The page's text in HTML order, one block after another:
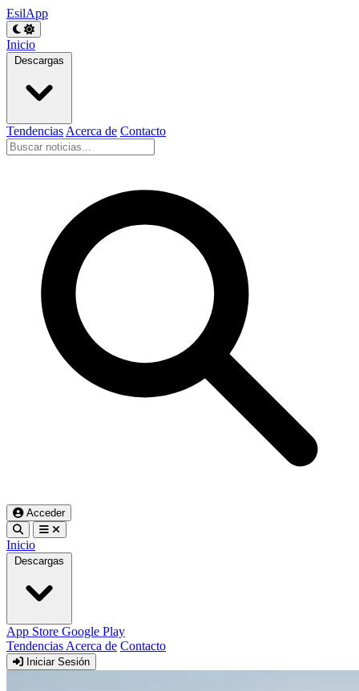
EsilApp
Inicio
Descargas
Tendencias Acerca de Contacto
Acceder
Inicio
Descargas
App Store Google Play
Tendencias Acerca de Contacto
Iniciar Sesión